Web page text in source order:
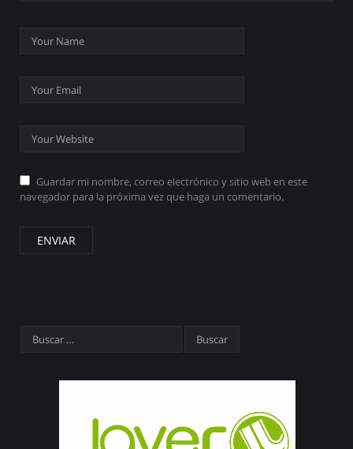
Guardar mi nombre, correo electrónico y sitio web en este
navegador para la próxima vez que haga un comentario.